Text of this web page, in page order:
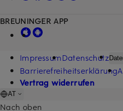
BREUNINGER APP
ImpressumDatenschutz
Barrierefreiheitserklärung
Vertrag widerrufen
AT
Nach oben